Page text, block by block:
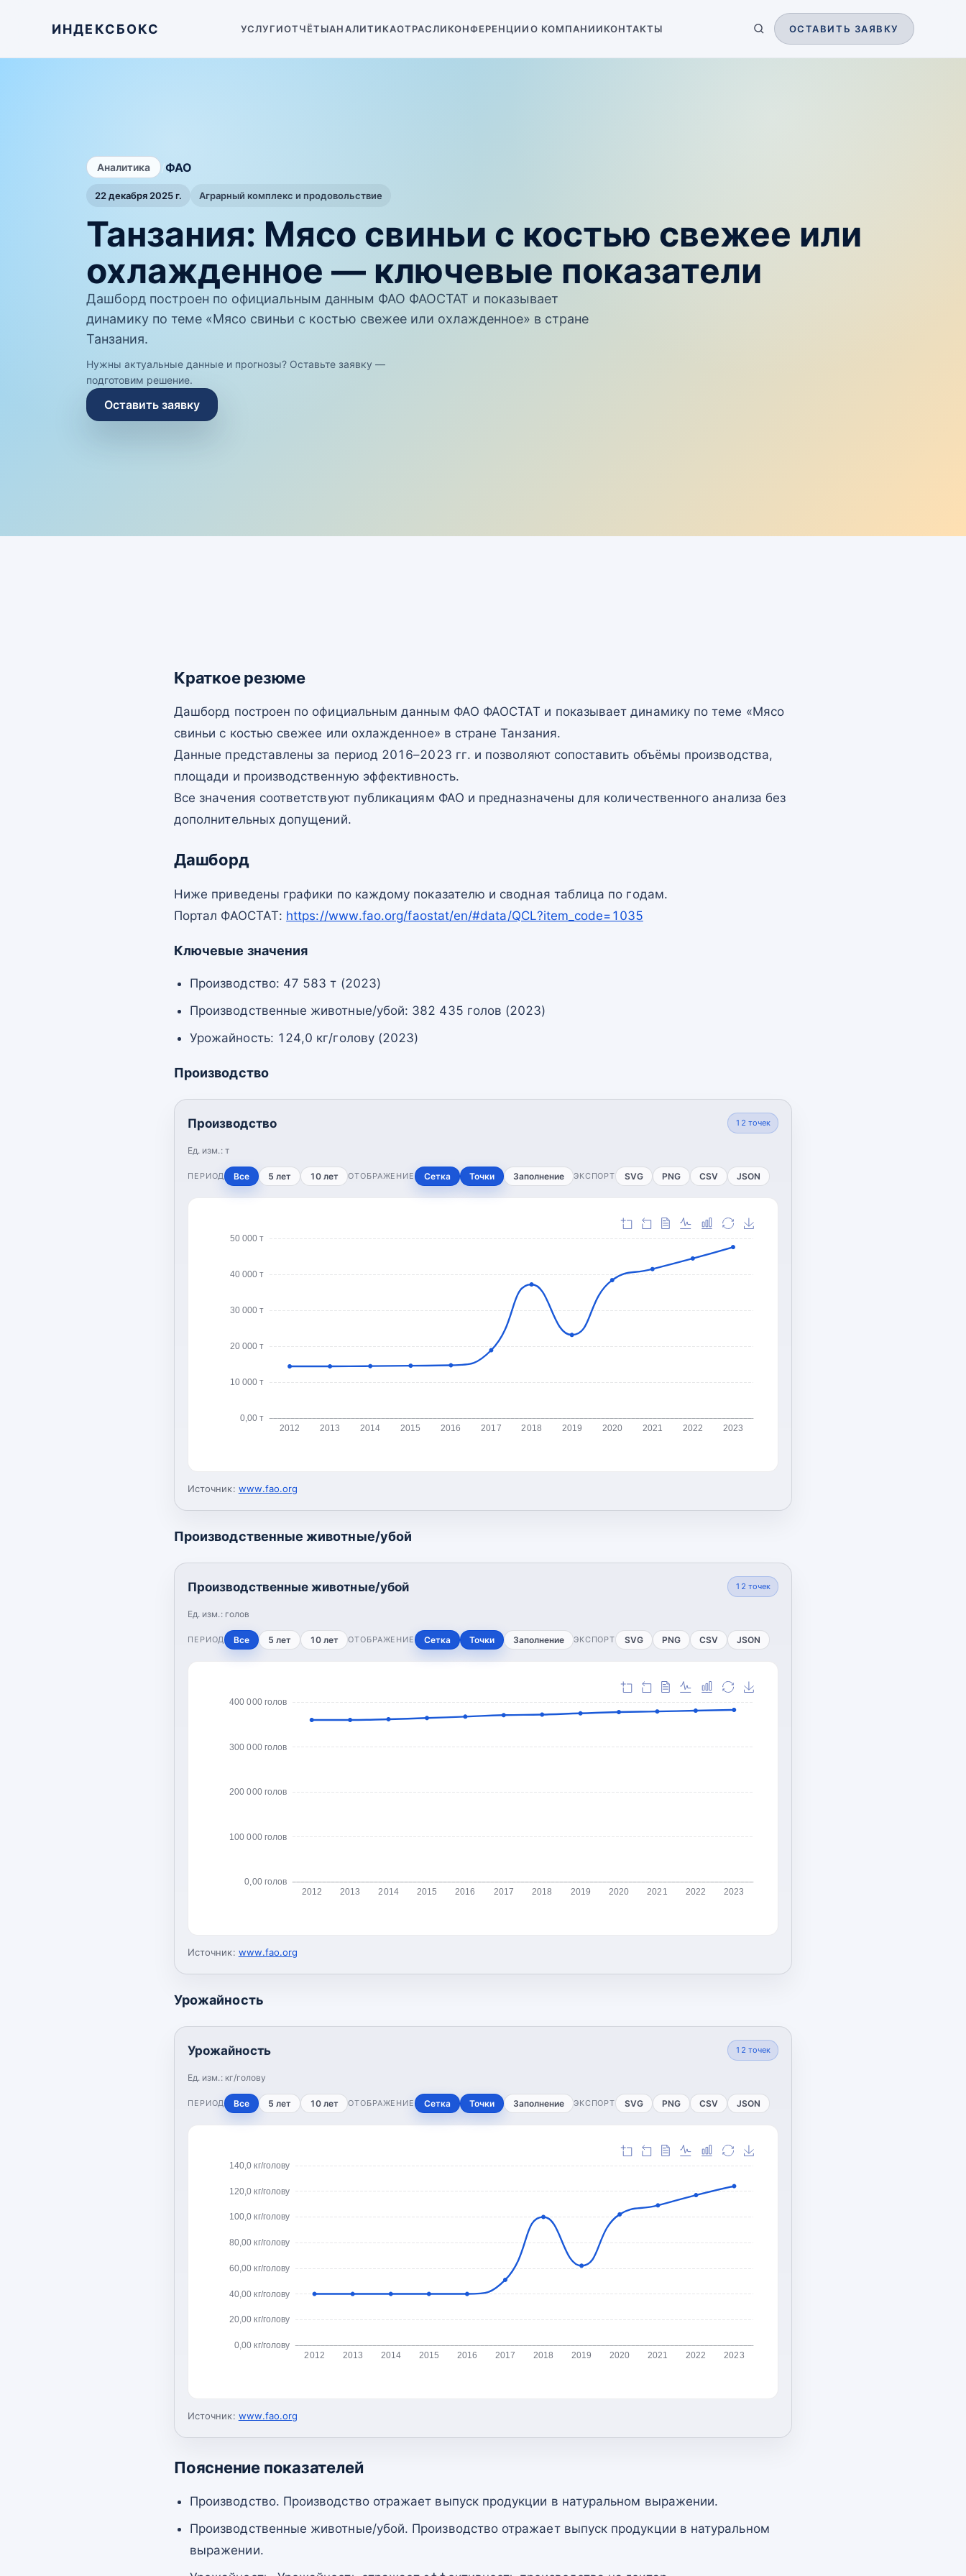
ИНДЕКСБОКС УСЛУГИОТЧЁТЫАНАЛИТИКАОТРАСЛИКОНФЕРЕНЦИИО КОМПАНИИКОНТАКТЫ ОСТАВИТЬ ЗАЯВКУ
Аналитика /ФАО
22 декабря 2025 г. Аграрный комплекс и продовольствие
Танзания: Мясо свиньи с костью свежее или
охлажденное — ключевые показатели
Дашборд построен по официальным данным ФАО ФАОСТАТ и показывает
динамику по теме «Мясо свиньи с костью свежее или охлажденное» в стране
Танзания.
Нужны актуальные данные и прогнозы? Оставьте заявку —
подготовим решение.
Оставить заявку
Краткое резюме
Дашборд построен по официальным данным ФАО ФАОСТАТ и показывает динамику по теме «Мясо
свиньи с костью свежее или охлажденное» в стране Танзания.
Данные представлены за период 2016–2023 гг. и позволяют сопоставить объёмы производства,
площади и производственную эффективность.
Все значения соответствуют публикациям ФАО и предназначены для количественного анализа без
дополнительных допущений.
Дашборд
Ниже приведены графики по каждому показателю и сводная таблица по годам.
Портал ФАОСТАТ: https://www.fao.org/faostat/en/#data/QCL?item_code=1035
Ключевые значения
Производство: 47 583 т (2023)
Производственные животные/убой: 382 435 голов (2023)
Урожайность: 124,0 кг/голову (2023)
Производство
Производство
Ед. изм.: т
12 точек
ПЕРИОД Все 5 лет 10 лет ОТОБРАЖЕНИЕ Сетка Точки Заполнение ЭКСПОРТ SVG PNG CSV JSON
0,00 т
10 000 т
20 000 т
30 000 т
40 000 т
50 000 т
2012 2013 2014 2015 2016 2017 2018 2019 2020 2021 2022 2023
Источник: www.fao.org
Производственные животные/убой
Производственные животные/убой
Ед. изм.: голов
12 точек
ПЕРИОД Все 5 лет 10 лет ОТОБРАЖЕНИЕ Сетка Точки Заполнение ЭКСПОРТ SVG PNG CSV JSON
0,00 голов
100 000 голов
200 000 голов
300 000 голов
400 000 голов
2012 2013 2014 2015 2016 2017 2018 2019 2020 2021 2022 2023
Источник: www.fao.org
Урожайность
Урожайность
Ед. изм.: кг/голову
12 точек
ПЕРИОД Все 5 лет 10 лет ОТОБРАЖЕНИЕ Сетка Точки Заполнение ЭКСПОРТ SVG PNG CSV JSON
0,00 кг/голову
20,00 кг/голову
40,00 кг/голову
60,00 кг/голову
80,00 кг/голову
100,0 кг/голову
120,0 кг/голову
140,0 кг/голову
2012 2013 2014 2015 2016 2017 2018 2019 2020 2021 2022 2023
Источник: www.fao.org
Пояснение показателей
Производство. Производство отражает выпуск продукции в натуральном выражении.
Производственные животные/убой. Производство отражает выпуск продукции в натуральном
выражении.